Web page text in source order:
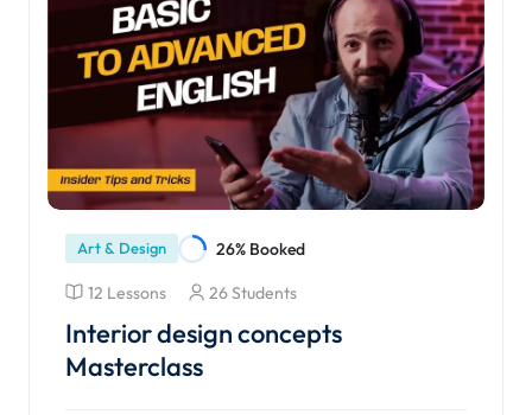
Art & Design 26% Booked
12 Lessons 26 Students
Interior design concepts
Masterclass